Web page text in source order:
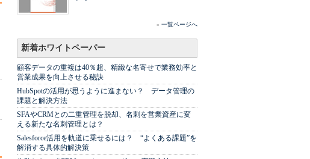
» 一覧ページへ
新着ホワイトペーパー
顧客データの重複は40％超、精緻な名寄せで業務効率と
営業成果を向上させる秘訣
HubSpotの活用が思うように進まない？ データ管理の
課題と解決方法
SFAやCRMとの二重管理を脱却、名刺を営業資産に変
える新たな名刺管理とは？
Salesforce活用を軌道に乗せるには？ “よくある課題”を
解消する具体的解決策